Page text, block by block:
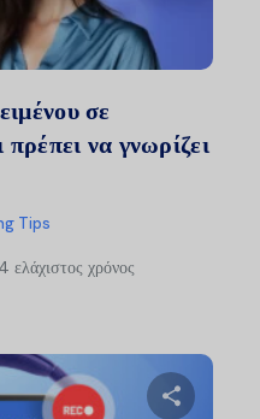
σε
να γνωρίζει
Tips
4 ελάχιστος χρόνος